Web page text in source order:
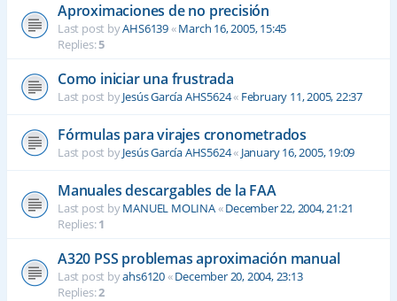
Aproximaciones de no precisión
Last post byAHS6139«March 16, 2005, 15:45
Replies:5
Como iniciar una frustrada
Last post byJesús García AHS5624« February 11, 2005, 22:37
Fórmulas para virajes cronometrados
Last post byJesús García AHS5624« January 16, 2005, 19:09
Manuales descargables de la FAA
Last post byMANUEL MOLINA«December 22, 2004, 21:21
Replies:1
A320 PSS problemas aproximación manual
Last post byahs6120«December 20, 2004, 23:13
Replies:2